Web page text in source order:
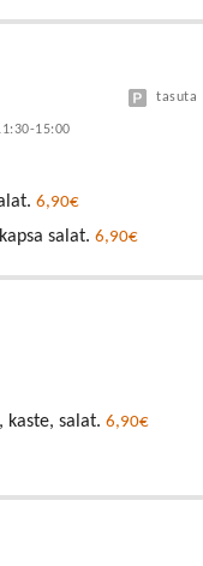
15:00
tasuta
6,90€
salat. 6,90€
kaste, salat. 6,90€